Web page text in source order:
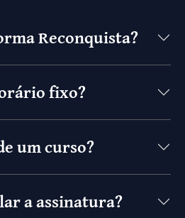
Reconquista?
fixo?
um curso?
a assinatura?